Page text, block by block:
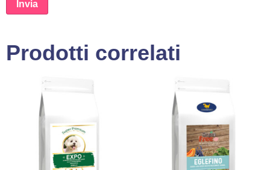
Prodotti correlati